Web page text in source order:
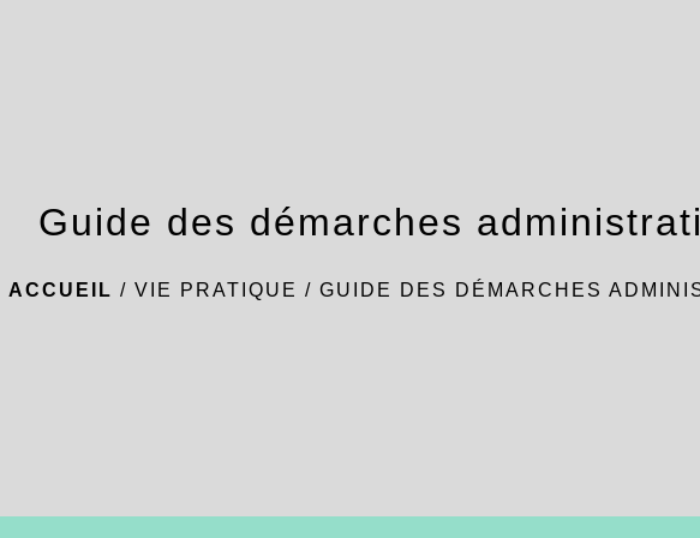
Guide des démarches
ACCUEIL / VIE PRATIQUE / GUIDE DES DÉMARCHES